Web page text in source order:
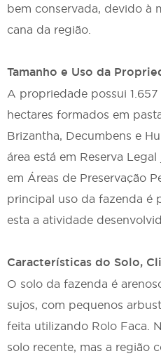
bem conservada, devido à
cana da região.
Tamanho e Uso da
A propriedade possui 1.657
hectares formados em
Brizantha, Decumbens e
área está em Reserva
em Áreas de Preservação
principal uso da fazenda é
esta a atividade
Características do Solo,
O solo da fazenda é
sujos, com pequenos
feita utilizando Rolo Faca.
solo recente, mas a região